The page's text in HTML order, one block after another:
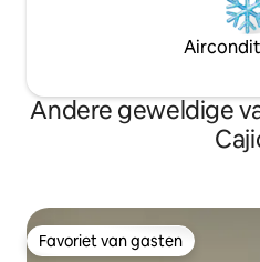
Andere geweldige
Favoriet van gasten
Favoriet van gasten